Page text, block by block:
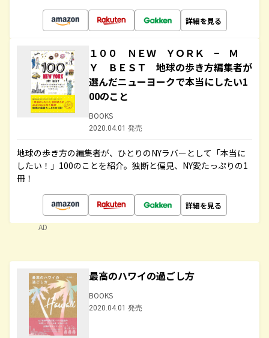
詳細を見る
１００ ＮＥＷ ＹＯＲＫ − Ｍ
Ｙ ＢＥＳＴ 地球の歩き方編集者が
選んだニューヨークで本当にしたい1
00のこと
BOOKS
2020.04.01 発売
地球の歩き方の編集者が、ひとりのNYラバーとして「本当に
したい！」100のことを紹介。独断と偏見、NY愛たっぷりの1
冊！
詳細を見る
AD
最高のハワイの過ごし方
BOOKS
2020.04.01 発売